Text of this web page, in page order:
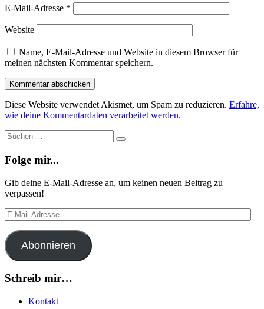
E-Mail-Adresse *
Website
Name, E-Mail-Adresse und Website in diesem Browser für
meinen nächsten Kommentar speichern.
Diese Website verwendet Akismet, um Spam zu reduzieren. Erfahre,
wie deine Kommentardaten verarbeitet werden.
Suche
Suchen
Folge mir...
Gib deine E-Mail-Adresse an, um keinen neuen Beitrag zu
verpassen!
E-
Mail-
Adresse
Abonnieren
Schreib mir…
Kontakt